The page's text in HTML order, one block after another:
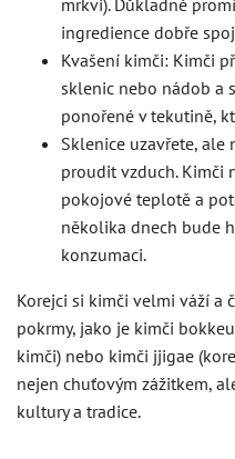
ingredience dobře
Kvašení kimči: Kimči
sklenic nebo nádob a
ponořené v tekutině,
Sklenice uzavřete, ale
proudit vzduch. Kimči
pokojové teplotě a
několika dnech bude
konzumaci.
Korejci si kimči velmi váží a
pokrmy, jako je kimči
kimči) nebo kimči jjigae
nejen chuťovým zážitkem,
kultury a tradice.